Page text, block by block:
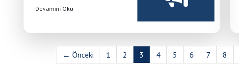
Devamını Oku
← Önceki 1 2 3 4 5 6 7 8